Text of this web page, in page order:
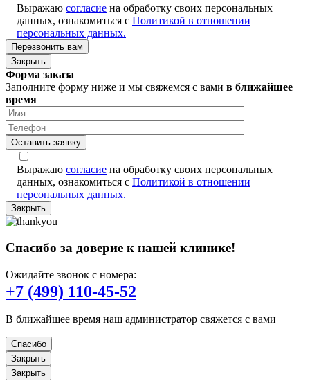
Выражаю согласие на обработку своих персональных
данных, ознакомиться с Политикой в отношении
персональных данных.
Закрыть
Форма заказа
Заполните форму ниже и мы свяжемся с вами в ближайшее
время
Оставить заявку
Выражаю согласие на обработку своих персональных
данных, ознакомиться с Политикой в отношении
персональных данных.
Закрыть
Спасибо за доверие к нашей клинике!
Ожидайте звонок с номера:
+7 (499) 110-45-52
В ближайшее время наш администратор свяжется с вами
Спасибо
Закрыть
Закрыть